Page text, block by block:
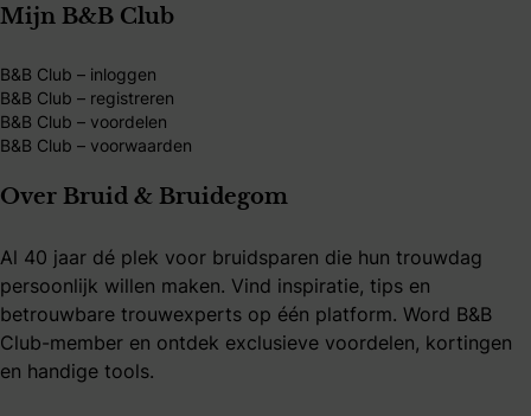
Mijn B&B Club
B&B Club – inloggen
B&B Club – registreren
B&B Club – voordelen
B&B Club – voorwaarden
Over Bruid & Bruidegom
Al 40 jaar dé plek voor bruidsparen die hun trouwdag
persoonlijk willen maken. Vind inspiratie, tips en
betrouwbare trouwexperts op één platform. Word B&B
Club-member en ontdek exclusieve voordelen, kortingen
en handige tools.